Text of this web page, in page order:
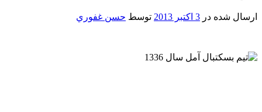
ارسال شده در 3 اکتبر 2013 توسط حسن غفوري